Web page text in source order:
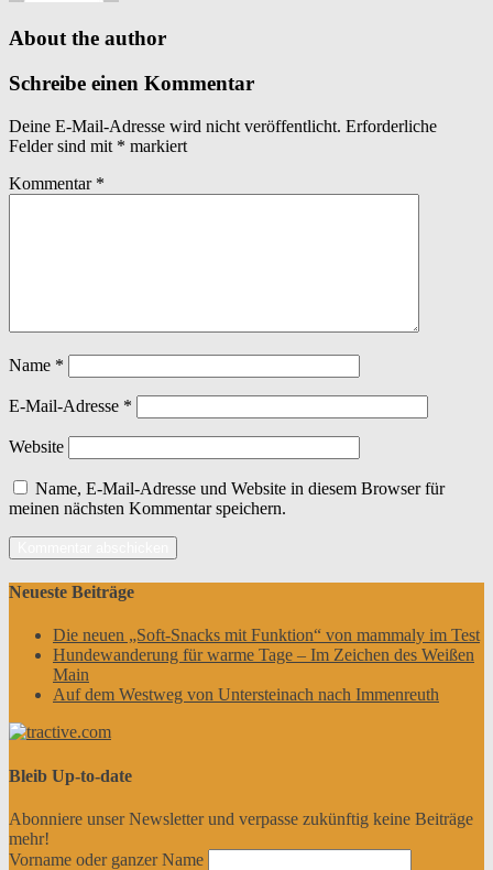
About the author
Schreibe einen Kommentar
Deine E-Mail-Adresse wird nicht veröffentlicht. Erforderliche
Felder sind mit * markiert
Kommentar *
Name *
E-Mail-Adresse *
Website
Name, E-Mail-Adresse und Website in diesem Browser für
meinen nächsten Kommentar speichern.
Neueste Beiträge
Die neuen „Soft-Snacks mit Funktion“ von mammaly im Test
Hundewanderung für warme Tage – Im Zeichen des Weißen
Main
Auf dem Westweg von Untersteinach nach Immenreuth
Bleib Up-to-date
Abonniere unser Newsletter und verpasse zukünftig keine Beiträge
mehr!
Vorname oder ganzer Name